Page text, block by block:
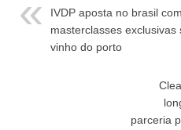
IVDP aposta no brasil com
masterclasses exclusivas
vinho do porto
parceria